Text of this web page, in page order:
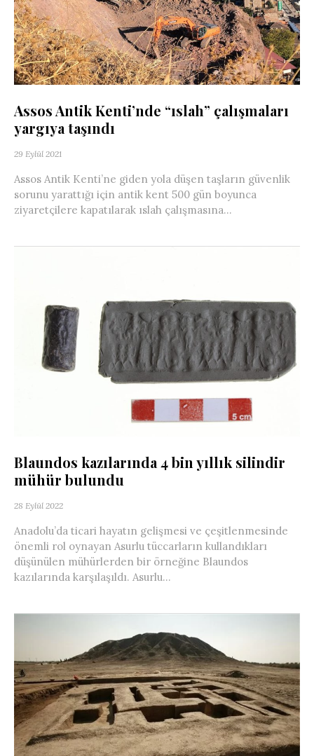
Assos Antik Kenti’nde “ıslah” çalışmaları
yargıya taşındı
29 Eylül 2021
Assos Antik Kenti’ne giden yola düşen taşların güvenlik
sorunu yarattığı için antik kent 500 gün boyunca
ziyaretçilere kapatılarak ıslah çalışmasına...
Blaundos kazılarında 4 bin yıllık silindir
mühür bulundu
28 Eylül 2022
Anadolu’da ticari hayatın gelişmesi ve çeşitlenmesinde
önemli rol oynayan Asurlu tüccarların kullandıkları
düşünülen mühürlerden bir örneğine Blaundos
kazılarında karşılaşıldı. Asurlu...